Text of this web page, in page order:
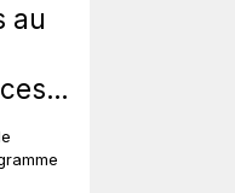
au
de